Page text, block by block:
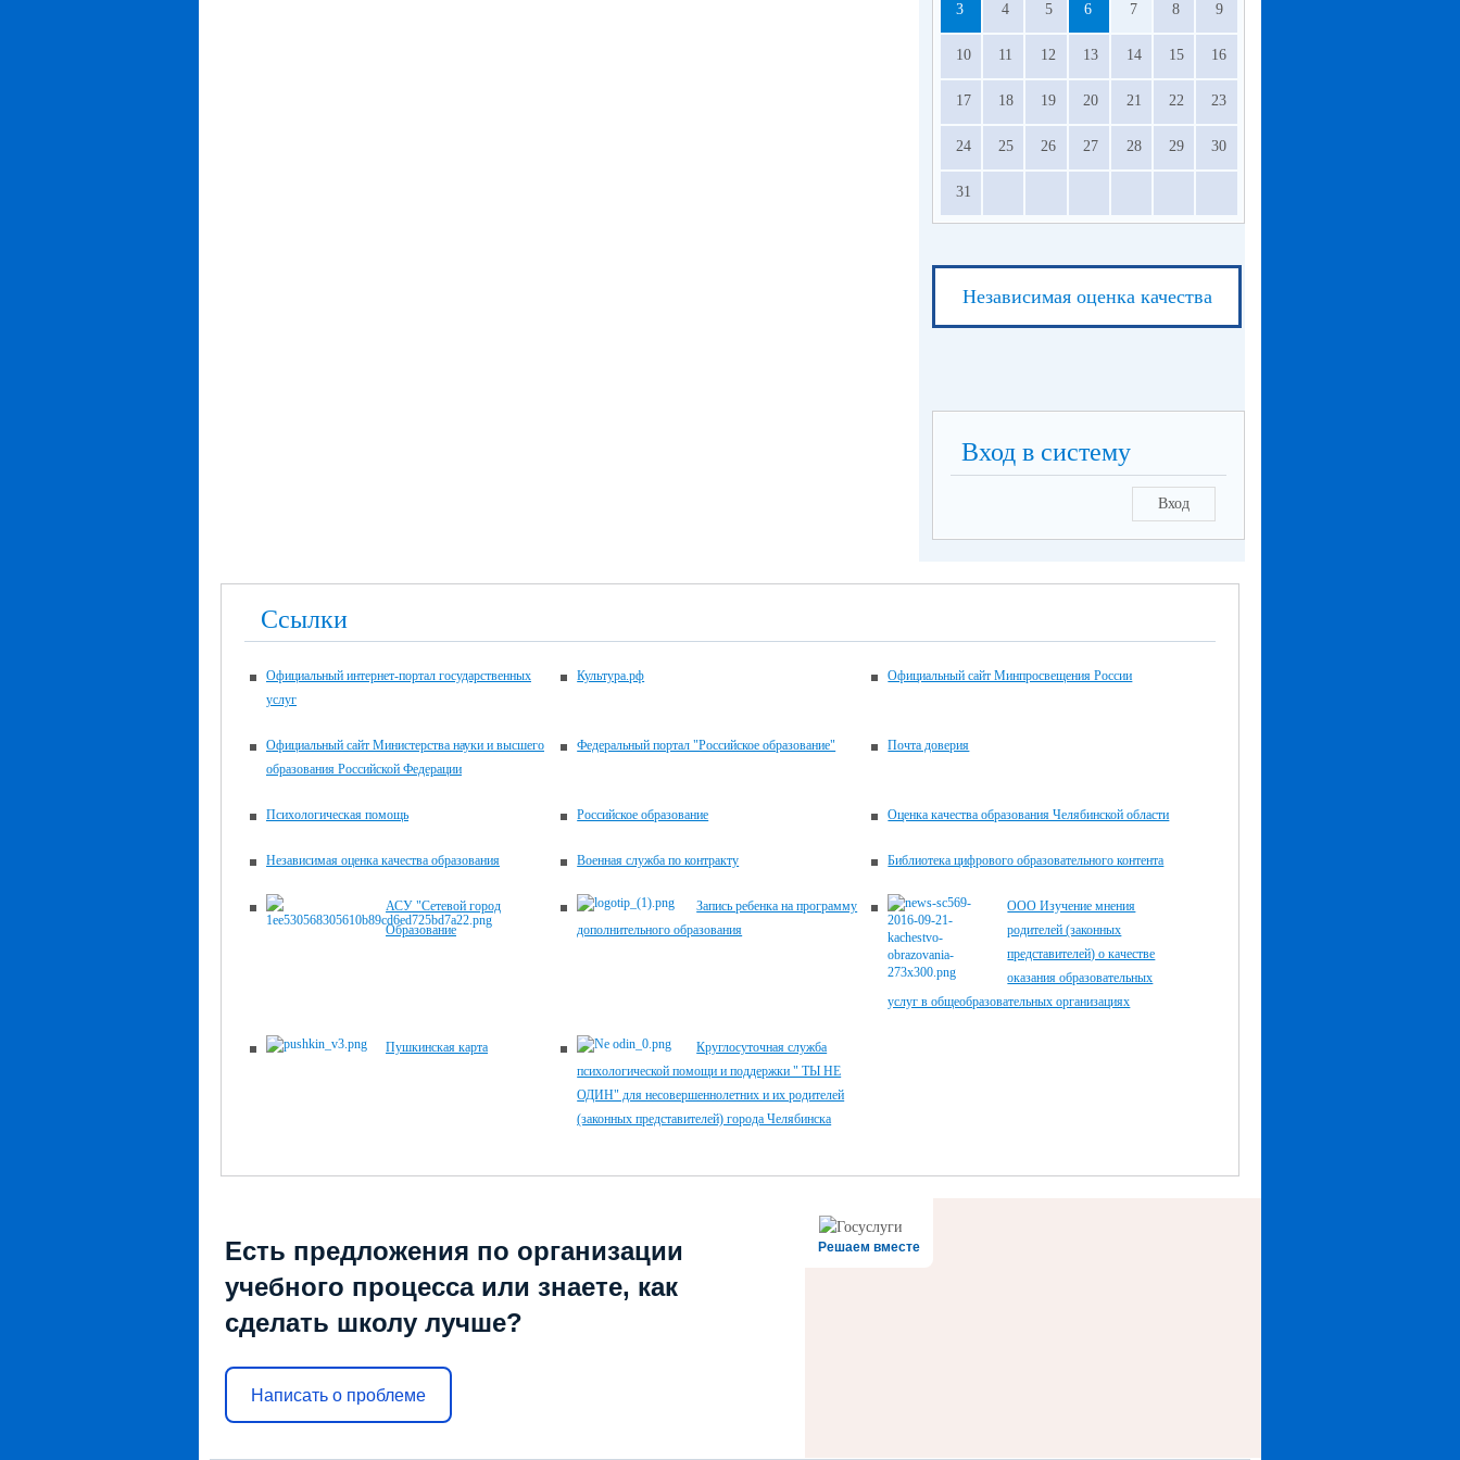
3 4 5 6 7 8 9
10 11 12 13 14 15 16
17 18 19 20 21 22 23
24 25 26 27 28 29 30
31
Независимая оценка качества
Вход в систему
Вход
Ссылки
Официальный интернет-портал государственных
услуг
Культура.рф Официальный сайт Минпросвещения России
Официальный сайт Министерства науки и высшего
образования Российской Федерации
Федеральный портал "Российское образование" Почта доверия
Психологическая помощь Российское образование Оценка качества образования Челябинской области
Независимая оценка качества образования Военная служба по контракту Библиотека цифрового образова­тельного контента
АСУ "Сетевой город
Образование
Запись ребенка на программу
дополнительного образования
ООО Изучение мнения
родителей (законных
представителей) о качестве
оказания образовательных
услуг в общеобразовательных организациях
Пушкинская карта
Круглосуточная служба
психологической помощи и поддержки " ТЫ НЕ
ОДИН" для несовершеннолетних и их родителей
(законных представителей) города Челябинска
Решаем вместе
Есть предложения по организации
учебного процесса или знаете, как
сделать школу лучше?
Написать о проблеме